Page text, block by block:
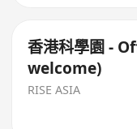
香港科學園 -
welcome)
RISE ASIA